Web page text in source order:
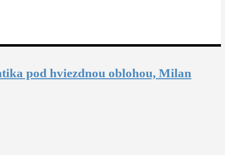
pod hviezdnou oblohou, Milan